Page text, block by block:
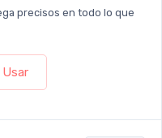
precisos en todo lo que
Usar